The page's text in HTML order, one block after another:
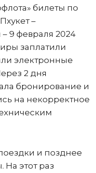
билеты по
–
– 9 февраля 2024
заплатили
электронные
2 дня
бронирование и
на некорректное
и позднее
этот раз